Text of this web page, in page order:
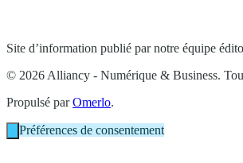
Site d’information publié par notre équipe
© 2026 Alliancy - Numérique & Business.
Propulsé parOmerlo.
Préférences de consentement